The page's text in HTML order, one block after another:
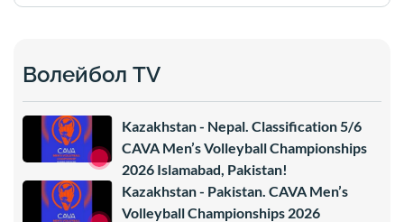
Волейбол TV
Kazakhstan - Nepal. Classification 5/6
CAVA Men’s Volleyball Championships
2026 Islamabad, Pakistan!
Kazakhstan - Pakistan. CAVA Men’s
Volleyball Championships 2026